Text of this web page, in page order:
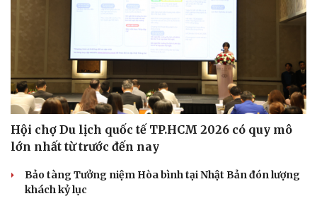
Sân khấu - Điện ảnh
Văn học
Nghệ sĩ
Hội chợ Du lịch quốc tế TP.HCM 2026 có quy mô
lớn nhất từ trước đến nay
Bảo tàng Tưởng niệm Hòa bình tại Nhật Bản đón lượng
khách kỷ lục